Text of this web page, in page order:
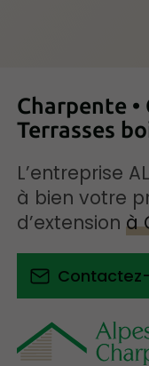
Charpente •
Terrasses
L’entreprise
à bien votre
d’extensionà